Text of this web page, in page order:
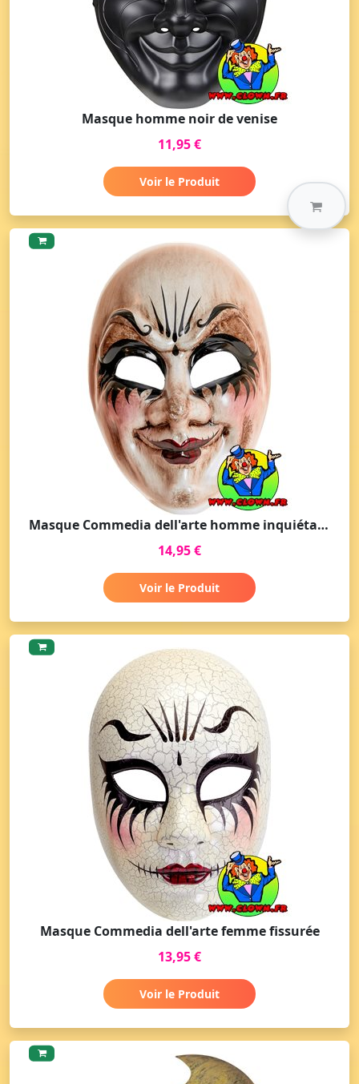
Masque homme noir de venise
11,95 €
Voir le Produit
Masque Commedia dell'arte homme inquiétant
14,95 €
Voir le Produit
Masque Commedia dell'arte femme fissurée
13,95 €
Voir le Produit